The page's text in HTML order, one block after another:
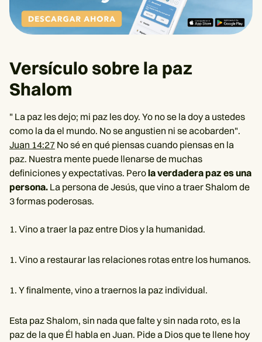
Versículo sobre la paz
Shalom
" La paz les dejo; mi paz les doy. Yo no se la doy a ustedes
como la da el mundo. No se angustien ni se acobarden".
Juan 14:27 No sé en qué piensas cuando piensas en la
paz. Nuestra mente puede llenarse de muchas
definiciones y expectativas. Perola verdadera paz es una
persona. La persona de Jesús, que vino a traer Shalom de
3 formas poderosas.
Vino a traer la paz entre Dios y la humanidad.
Vino a restaurar las relaciones rotas entre los humanos.
Y finalmente, vino a traernos la paz individual.
Esta paz Shalom, sin nada que falte y sin nada roto, es la
paz de la que Él habla en Juan. Pide a Dios que te llene hoy